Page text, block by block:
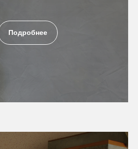
Подробнее